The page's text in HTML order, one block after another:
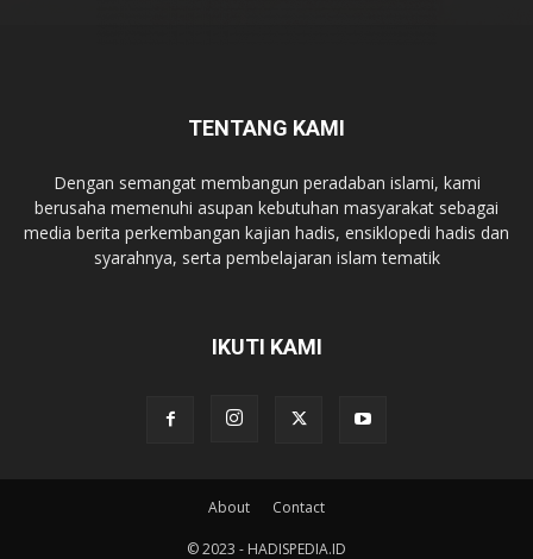
TENTANG KAMI
Dengan semangat membangun peradaban islami, kami
berusaha memenuhi asupan kebutuhan masyarakat sebagai
media berita perkembangan kajian hadis, ensiklopedi hadis dan
syarahnya, serta pembelajaran islam tematik
IKUTI KAMI
About Contact
© 2023 - HADISPEDIA.ID